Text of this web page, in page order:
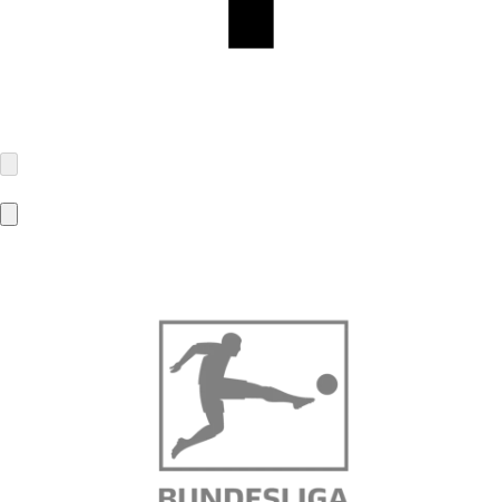
Gierlichsstraße 26
53840 Troisdorf
info@mba-solutions.de